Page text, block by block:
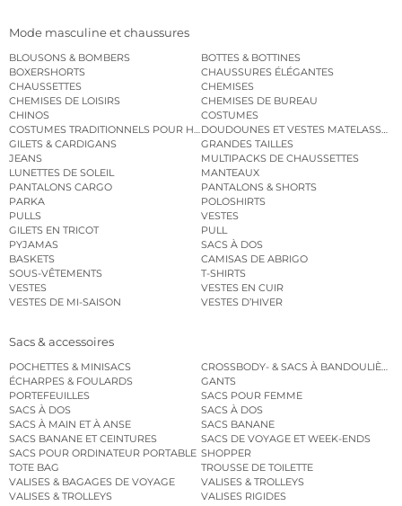
Mode masculine et chaussures
BLOUSONS & BOMBERS
BOTTES & BOTTINES
BOXERSHORTS
CHAUSSURES ÉLÉGANTES
CHAUSSETTES
CHEMISES
CHEMISES DE LOISIRS
CHEMISES DE BUREAU
CHINOS
COSTUMES
COSTUMES TRADITIONNELS POUR HOMMEDOUDOUNES ET VESTES MATELASSÉES
GILETS & CARDIGANS
GRANDES TAILLES
JEANS
MULTIPACKS DE CHAUSSETTES
LUNETTES DE SOLEIL
MANTEAUX
PANTALONS CARGO
PANTALONS & SHORTS
PARKA
POLOSHIRTS
PULLS
VESTES
GILETS EN TRICOT
PULL
PYJAMAS
SACS À DOS
BASKETS
CAMISAS DE ABRIGO
SOUS-VÊTEMENTS
T-SHIRTS
VESTES
VESTES EN CUIR
VESTES DE MI-SAISON
VESTES D’HIVER
Sacs & accessoires
POCHETTES & MINISACS
CROSSBODY- & SACS À BANDOULIÈRE
ÉCHARPES & FOULARDS
GANTS
PORTEFEUILLES
SACS POUR FEMME
SACS À DOS
SACS À DOS
SACS À MAIN ET À ANSE
SACS BANANE
SACS BANANE ET CEINTURES
SACS DE VOYAGE ET WEEK-ENDS
SACS POUR ORDINATEUR PORTABLE SHOPPER
TOTE BAG
TROUSSE DE TOILETTE
VALISES & BAGAGES DE VOYAGE
VALISES & TROLLEYS
VALISES & TROLLEYS
VALISES RIGIDES